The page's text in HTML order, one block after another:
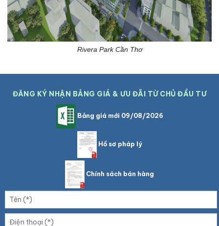
Rivera Park Cần Thơ
ĐĂNG KÝ NHẬN BẢNG GIÁ & ƯU ĐÃI TỪ CHỦ ĐẦU TƯ
Bảng giá mới 09/08/2026
Hồ sơ pháp lý
Chính sách bán hàng